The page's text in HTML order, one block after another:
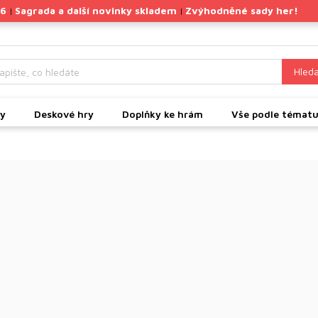
| Sagrada a další novinky skladem | Zvýhodněné sady her!
Deskové hry Doplňky ke hrám Vše podle tématu